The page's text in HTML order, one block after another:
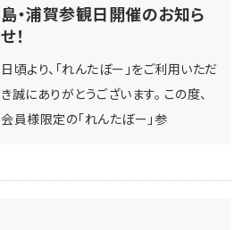
島・浦賀参観日開催のお知ら
せ！
日頃より、「れんたぼー」をご利用いただ
き誠にありがとうございます。 この度、
会員様限定の「れんたぼー」参